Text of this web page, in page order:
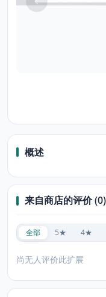
概述
来自商店的评价 (0)
全部 5★ 4★
尚无人评价此扩展